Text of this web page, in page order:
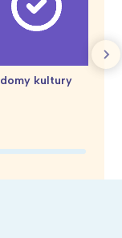
domy kultury